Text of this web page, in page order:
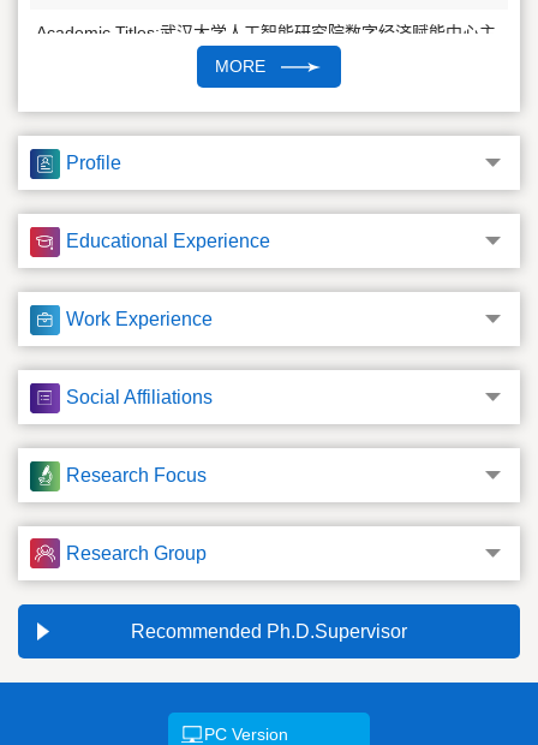
Academic Titles:武汉大学人工智能研究院数字经济赋能中心主
Alma Mater:武汉大学
Supervisor of Doctorate Candidates
Supervisor of Master's Candidates
MORE
Profile
Educational Experience
Work Experience
Social Affiliations
Research Focus
Research Group
Recommended Ph.D.Supervisor
PC Version